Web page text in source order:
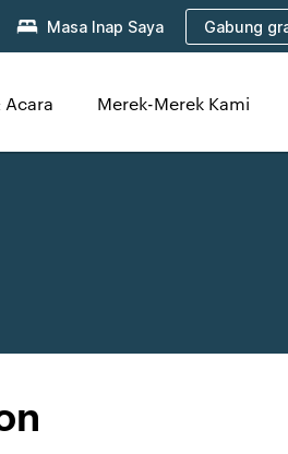
Masa Inap Saya Gabung
Acara Merek-Merek Kami